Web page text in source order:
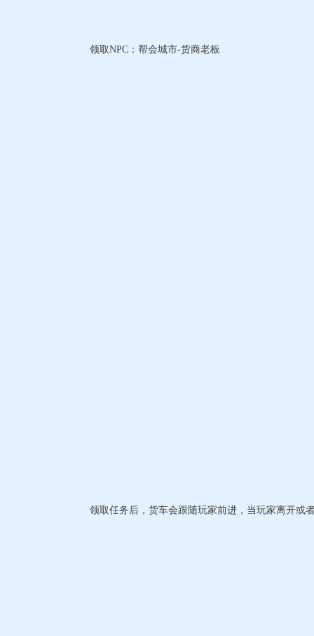
领取NPC：帮会城市-货商老板
领取任务后，货车会跟随玩家前进，当玩家离开或